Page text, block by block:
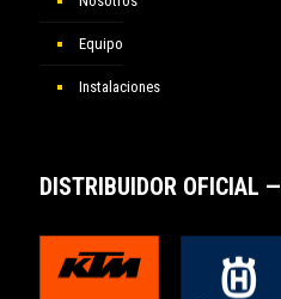
Equipo
Instalaciones
DISTRIBUIDOR OFICIAL —